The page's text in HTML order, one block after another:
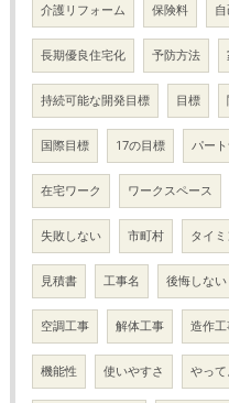
介護リフォーム 保険料
長期優良住宅化 予防方法
持続可能な開発目標 目標
国際目標 17の目標 パー
在宅ワーク ワークスペース
失敗しない 市町村 タイ
見積書 工事名 後悔しない
空調工事 解体工事 造作
機能性 使いやすさ やっ